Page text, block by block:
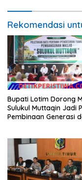
Rekomendasi
Bupati Lotim Dorong
Sulukul Muttaqin Jadi
Pembinaan Generasi